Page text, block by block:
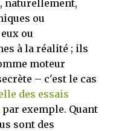
naturellement,
ou
ou
à la réalité ; ils
moteur
– c'est le cas
des essais
par exemple. Quant
sont des